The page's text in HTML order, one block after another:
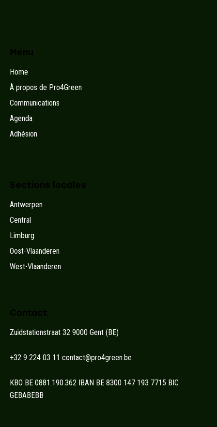
Menu
Home
À propos de Pro4Green
Communications
Agenda
Adhésion
Sections locales
Antwerpen
Central
Limburg
Oost-Vlaanderen
West-Vlaanderen
Contact
Zuidstationstraat 32 9000 Gent (BE)
+32 9 224 03 11 contact@pro4green.be
KBO BE 0881.190.362 IBAN BE 8300 147 193 7715 BIC
GEBABEBB